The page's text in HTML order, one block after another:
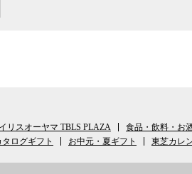
リスオーヤマ TBLS PLAZA 食品・飲料・お
タログギフト お中元・夏ギフト 東芝カレ